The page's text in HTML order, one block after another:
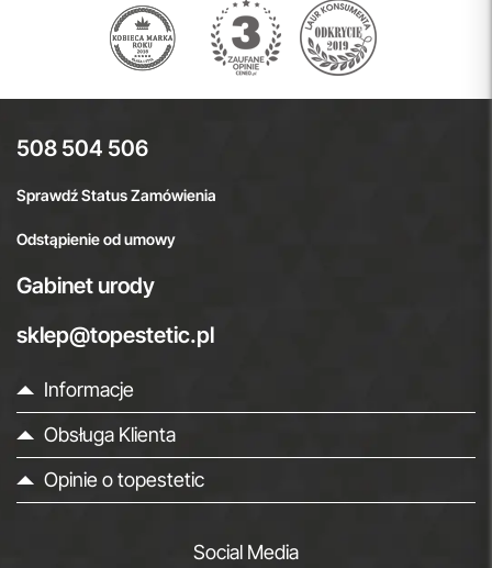
508 504 506
Sprawdź Status Zamówienia
Odstąpienie od umowy
Gabinet urody
sklep@topestetic.pl
Informacje
Obsługa Klienta
Opinie o topestetic
Social Media